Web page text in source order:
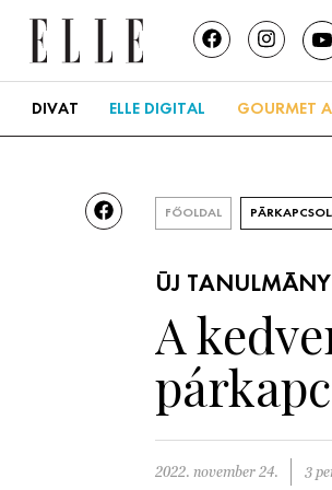
DIVAT ELLE DIGITAL GOURMET
FŐOLDAL
ÚJ TANULMÁNY
A
2022. november 24. 3